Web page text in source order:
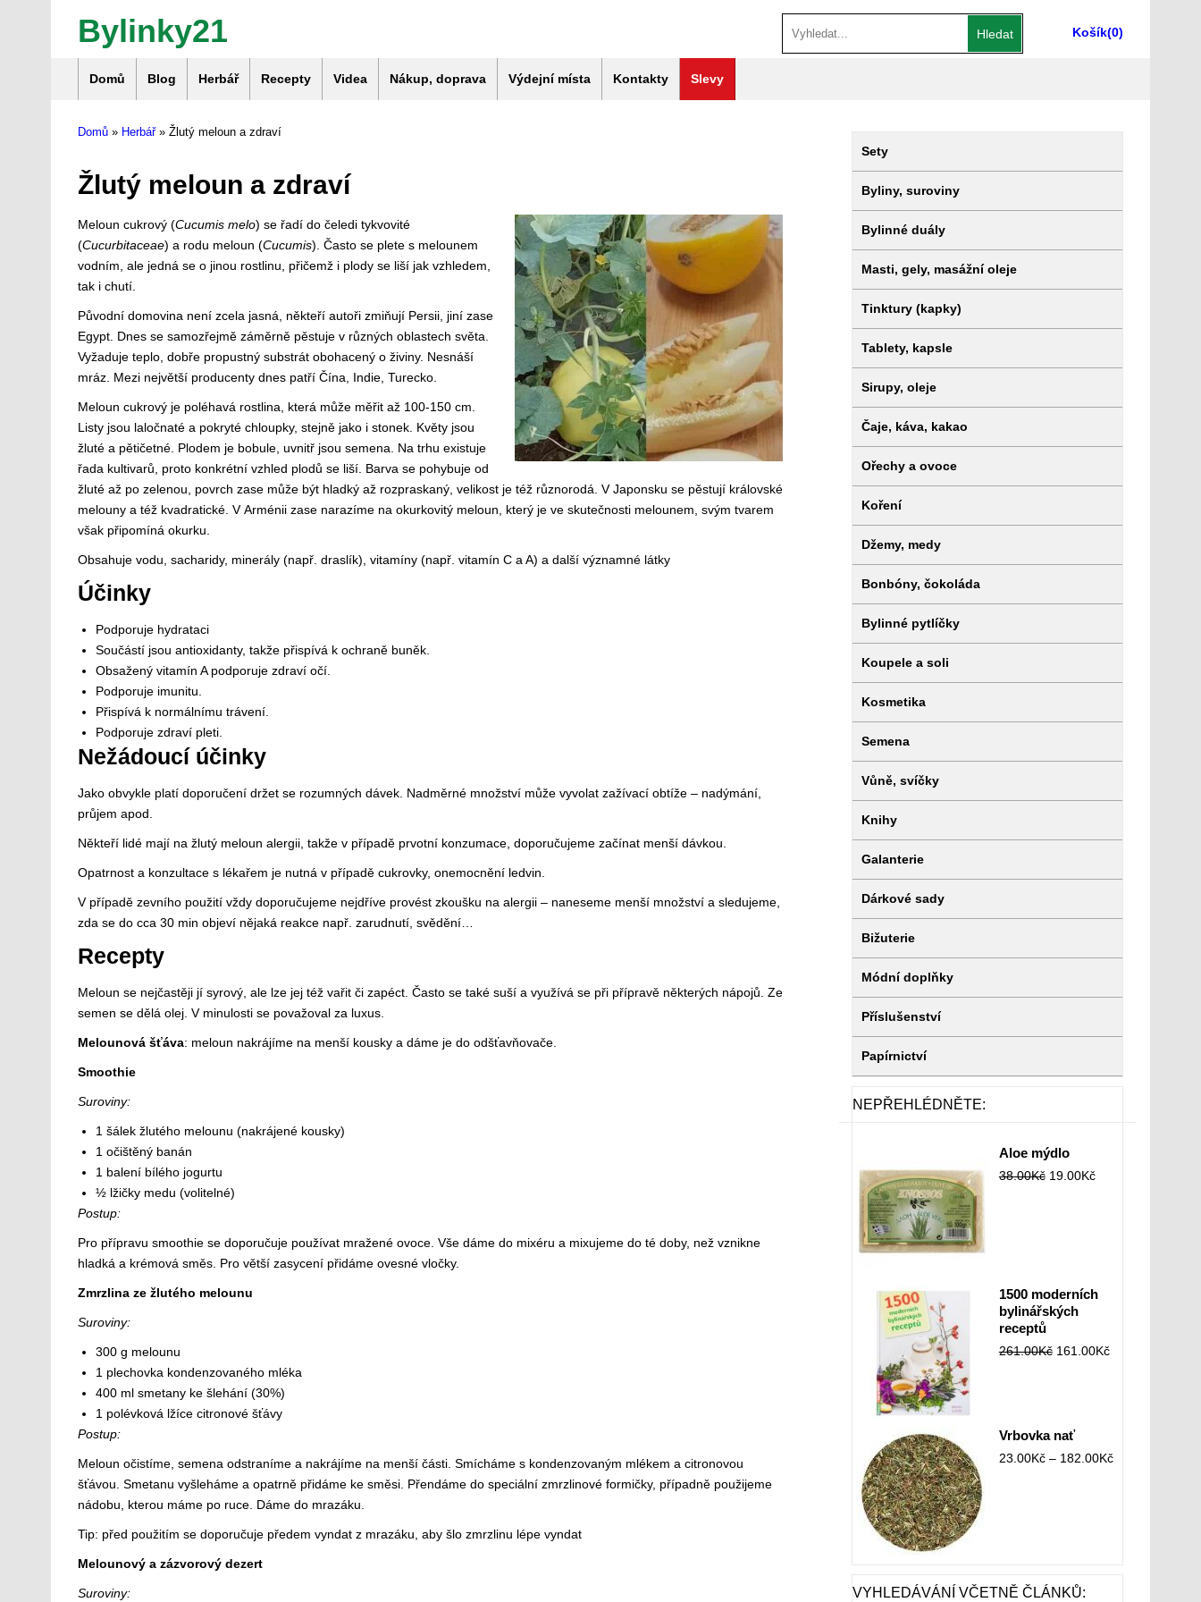
Bylinky21 Košík(0)
Hledat
Domů Blog Herbář Recepty Videa Nákup, doprava Výdejní místa Kontakty Slevy
Domů » Herbář» Žlutý meloun a zdraví
Žlutý meloun a zdraví
Meloun cukrový (Cucumis melo) se řadí do čeledi tykvovité
(Cucurbitaceae) a rodu meloun (Cucumis). Často se plete s melounem
vodním, ale jedná se o jinou rostlinu, přičemž i plody se liší jak vzhledem,
tak i chutí.
Původní domovina není zcela jasná, někteří autoři zmiňují Persii, jiní zase
Egypt. Dnes se samozřejmě záměrně pěstuje v různých oblastech světa.
Vyžaduje teplo, dobře propustný substrát obohacený o živiny. Nesnáší
mráz. Mezi největší producenty dnes patří Čína, Indie, Turecko.
Meloun cukrový je poléhavá rostlina, která může měřit až 100-150 cm.
Listy jsou laločnaté a pokryté chloupky, stejně jako i stonek. Květy jsou
žluté a pětičetné. Plodem je bobule, uvnitř jsou semena. Na trhu existuje
řada kultivarů, proto konkrétní vzhled plodů se liší. Barva se pohybuje od
žluté až po zelenou, povrch zase může být hladký až rozpraskaný, velikost je též různorodá. V Japonsku se pěstují královské
melouny a též kvadratické. V Arménii zase narazíme na okurkovitý meloun, který je ve skutečnosti melounem, svým tvarem
však připomíná okurku.
Obsahuje vodu, sacharidy, minerály (např. draslík), vitamíny (např. vitamín C a A) a další významné látky
Účinky
Podporuje hydrataci
Součástí jsou antioxidanty, takže přispívá k ochraně buněk.
Obsažený vitamín A podporuje zdraví očí.
Podporuje imunitu.
Přispívá k normálnímu trávení.
Podporuje zdraví pleti.
Nežádoucí účinky
Jako obvykle platí doporučení držet se rozumných dávek. Nadměrné množství může vyvolat zažívací obtíže – nadýmání,
průjem apod.
Někteří lidé mají na žlutý meloun alergii, takže v případě prvotní konzumace, doporučujeme začínat menší dávkou.
Opatrnost a konzultace s lékařem je nutná v případě cukrovky, onemocnění ledvin.
V případě zevního použití vždy doporučujeme nejdříve provést zkoušku na alergii – naneseme menší množství a sledujeme,
zda se do cca 30 min objeví nějaká reakce např. zarudnutí, svědění…
Recepty
Meloun se nejčastěji jí syrový, ale lze jej též vařit či zapéct. Často se také suší a využívá se při přípravě některých nápojů. Ze
semen se dělá olej. V minulosti se považoval za luxus.
Melounová šťáva: meloun nakrájíme na menší kousky a dáme je do odšťavňovače.
Smoothie
Suroviny:
1 šálek žlutého melounu (nakrájené kousky)
1 očištěný banán
1 balení bílého jogurtu
½ lžičky medu (volitelné)
Postup:
Pro přípravu smoothie se doporučuje používat mražené ovoce. Vše dáme do mixéru a mixujeme do té doby, než vznikne
hladká a krémová směs. Pro větší zasycení přidáme ovesné vločky.
Zmrzlina ze žlutého melounu
Suroviny:
300 g melounu
1 plechovka kondenzovaného mléka
400 ml smetany ke šlehání (30%)
1 polévková lžíce citronové šťávy
Postup:
Meloun očistíme, semena odstraníme a nakrájíme na menší části. Smícháme s kondenzovaným mlékem a citronovou
šťávou. Smetanu vyšleháme a opatrně přidáme ke směsi. Přendáme do speciální zmrzlinové formičky, případně použijeme
nádobu, kterou máme po ruce. Dáme do mrazáku.
Tip: před použitím se doporučuje předem vyndat z mrazáku, aby šlo zmrzlinu lépe vyndat
Melounový a zázvorový dezert
Suroviny:
Sety
Byliny, suroviny
Bylinné duály
Masti, gely, masážní oleje
Tinktury (kapky)
Tablety, kapsle
Sirupy, oleje
Čaje, káva, kakao
Ořechy a ovoce
Koření
Džemy, medy
Bonbóny, čokoláda
Bylinné pytlíčky
Koupele a soli
Kosmetika
Semena
Vůně, svíčky
Knihy
Galanterie
Dárkové sady
Bižuterie
Módní doplňky
Příslušenství
Papírnictví
NEPŘEHLÉDNĚTE:
Aloe mýdlo
38.00Kč 19.00Kč
1500 moderních
bylinářských
receptů
261.00Kč 161.00Kč
Vrbovka nať
23.00Kč– 182.00Kč
VYHLEDÁVÁNÍ VČETNĚ ČLÁNKŮ: